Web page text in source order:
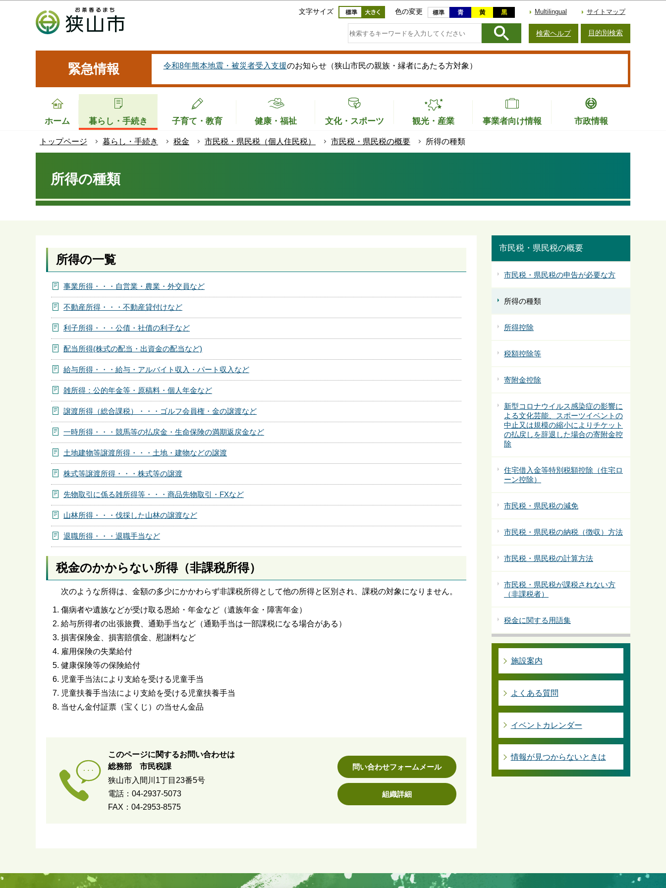
このページの本文へ移動
文字サイズ 色の変更 Multilingual サイトマップ
検索ヘルプ 目的別検索
緊急情報 令和8年熊本地震・被災者受入支援のお知らせ（狭山市民の親族・縁者にあたる方対象）
ホーム 暮らし・手続き 子育て・教育 健康・福祉 文化・スポーツ 観光・産業 事業者向け情報 市政情報
トップページ 暮らし・手続き 税金 市民税・県民税（個人住民税） 市民税・県民税の概要 所得の種類
所得の種類
所得の一覧
事業所得・・・自営業・農業・外交員など
不動産所得・・・不動産貸付けなど
利子所得・・・公債・社債の利子など
配当所得(株式の配当・出資金の配当など)
給与所得・・・給与・アルバイト収入・パート収入など
雑所得：公的年金等・原稿料・個人年金など
譲渡所得（総合課税）・・・ゴルフ会員権・金の譲渡など
一時所得・・・競馬等の払戻金・生命保険の満期返戻金など
土地建物等譲渡所得・・・土地・建物などの譲渡
株式等譲渡所得・・・株式等の譲渡
先物取引に係る雑所得等・・・商品先物取引・FXなど
山林所得・・・伐採した山林の譲渡など
退職所得・・・退職手当など
税金のかからない所得（非課税所得）
次のような所得は、金額の多少にかかわらず非課税所得として他の所得と区別され、課税の対象になりません。
傷病者や遺族などが受け取る恩給・年金など（遺族年金・障害年金）
給与所得者の出張旅費、通勤手当など（通勤手当は一部課税になる場合がある）
損害保険金、損害賠償金、慰謝料など
雇用保険の失業給付
健康保険等の保険給付
児童手当法により支給を受ける児童手当
児童扶養手当法により支給を受ける児童扶養手当
当せん金付証票（宝くじ）の当せん金品
このページに関するお問い合わせは
総務部 市民税課
狭山市入間川1丁目23番5号
電話：04-2937-5073
FAX：04-2953-8575
問い合わせフォームメール
組織詳細
市民税・県民税の概要
市民税・県民税の申告が必要な方
所得の種類
所得控除
税額控除等
寄附金控除
新型コロナウイルス感染症の影響に
よる文化芸能、スポーツイベントの
中止又は規模の縮小によりチケット
の払戻しを辞退した場合の寄附金控
除
住宅借入金等特別税額控除（住宅ロ
ーン控除）
市民税・県民税の減免
市民税・県民税の納税（徴収）方法
市民税・県民税の計算方法
市民税・県民税が課税されない方
（非課税者）
税金に関する用語集
施設案内
よくある質問
イベントカレンダー
情報が見つからないときは